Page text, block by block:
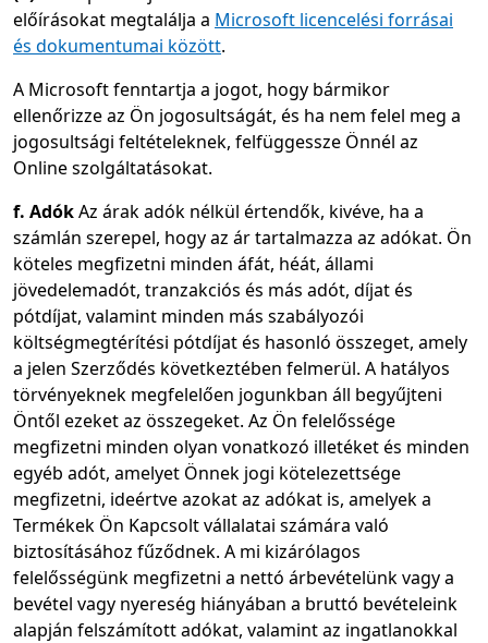
előírásokat megtalálja a Microsoft licencelési forrásai
és dokumentumai között.
A Microsoft fenntartja a jogot, hogy bármikor
ellenőrizze az Ön jogosultságát, és ha nem felel meg a
jogosultsági feltételeknek, felfüggessze Önnél az
Online szolgáltatásokat.
f. AdókAz árak adók nélkül értendők, kivéve, ha a
számlán szerepel, hogy az ár tartalmazza az adókat. Ön
köteles megfizetni minden áfát, héát, állami
jövedelemadót, tranzakciós és más adót, díjat és
pótdíjat, valamint minden más szabályozói
költségmegtérítési pótdíjat és hasonló összeget, amely
a jelen Szerződés következtében felmerül. A hatályos
törvényeknek megfelelően jogunkban áll begyűjteni
Öntől ezeket az összegeket. Az Ön felelőssége
megfizetni minden olyan vonatkozó illetéket és minden
egyéb adót, amelyet Önnek jogi kötelezettsége
megfizetni, ideértve azokat az adókat is, amelyek a
Termékek Ön Kapcsolt vállalatai számára való
biztosításához fűződnek. A mi kizárólagos
felelősségünk megfizetni a nettó árbevételünk vagy a
bevétel vagy nyereség hiányában a bruttó bevételeink
alapján felszámított adókat, valamint az ingatlanokkal